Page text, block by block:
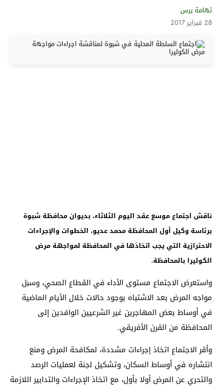
تهامة برس
28 فبراير 2017
ناقش اجتماع موسع عقد اليوم الثلاثاء، بديوان محافظة شبوة
برئاسة وكيل أول المحافظة محمد عديو، الخطوات والإجراءات
الاحترازية التي يجب اتخاذها في المحافظة لمواجهة مرض
الكوليرا بالمحافظة.
واستعرض الاجتماع مستوى الأداء في القطاع الصحي، وسبل
مواجه المرض بعد الاشتباه بوجود حالات خلال الأيام الماضية
في أوساط بعض المهاجرين غير الشرعيين الوافدين إلى
المحافظة من القرن الأفريقي.
وأقر الاجتماع اتخاذ إجراءات مشددة، لمكافحة المرض ومنع
انتشاره في أوساط السكان، وتشكيل لجنة لعمليات الرصد
والتحري عن المرض أولا بأول، مع اتخاذ الإجراءات والتدابير اللازمة